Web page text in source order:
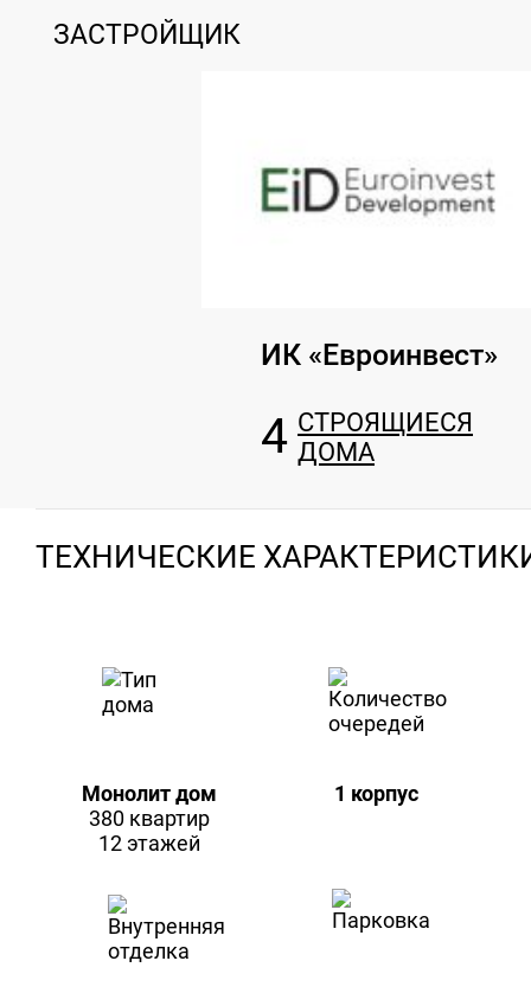
ЗАСТРОЙЩИК
ИК «Евроинвест»
4 СТРОЯЩИЕСЯ
ДОМА
ТЕХНИЧЕСКИЕ
Монолит дом
380 квартир
12 этажей
1 корпус